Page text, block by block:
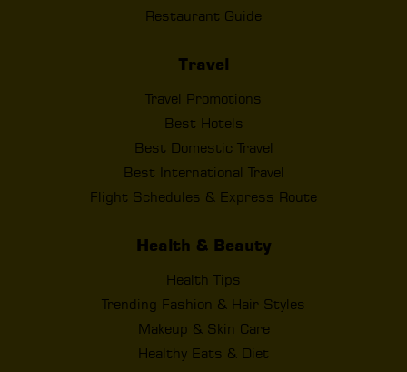
Restaurant Guide
Travel
Travel Promotions
Best Hotels
Best Domestic Travel
Best International Travel
Flight Schedules & Express Route
Health & Beauty
Health Tips
Trending Fashion & Hair Styles
Makeup & Skin Care
Healthy Eats & Diet